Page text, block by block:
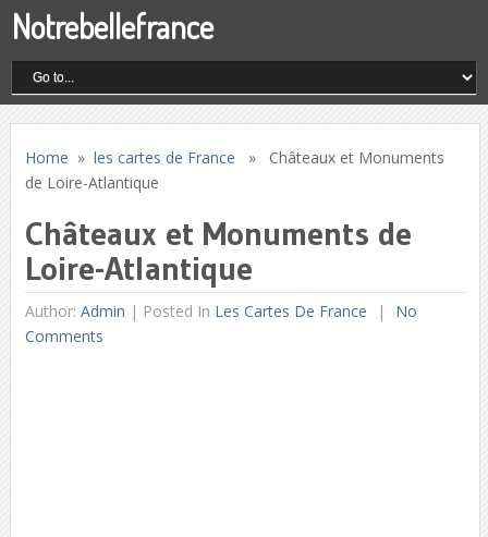
Notrebellefrance
Home » les cartes de France » Châteaux et Monuments
de Loire-Atlantique
Châteaux et Monuments de
Loire-Atlantique
Author: Admin | Posted In Les Cartes De France
No
Comments